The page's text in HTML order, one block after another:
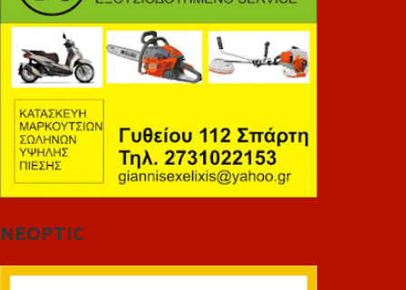
NEOPTIC